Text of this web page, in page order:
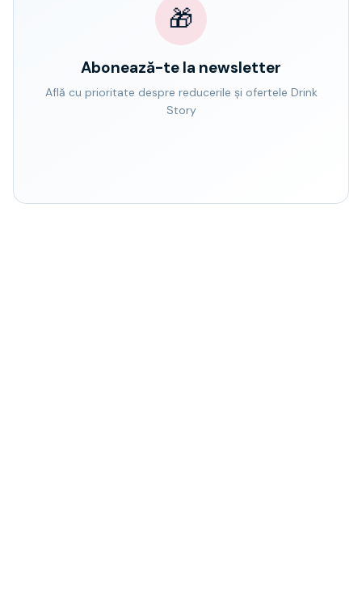
🎁
Abonează-te la newsletter
Află cu prioritate despre reducerile și ofertele Drink
Story